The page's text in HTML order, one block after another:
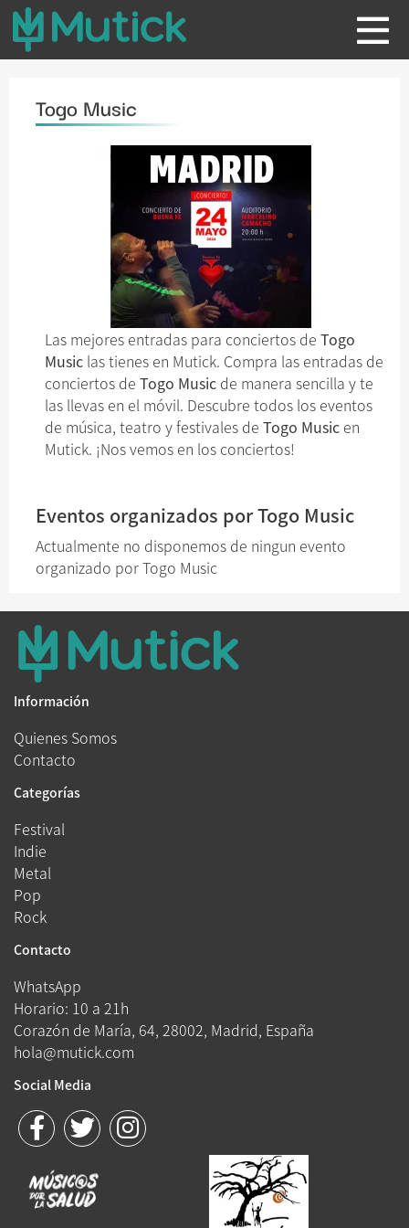
Togo Music
Las mejores entradas para conciertos de Togo
Music las tienes en Mutick. Compra las entradas de
conciertos de Togo Music de manera sencilla y te
las llevas en el móvil. Descubre todos los eventos
de música, teatro y festivales de Togo Music en
Mutick. ¡Nos vemos en los conciertos!
Eventos organizados por Togo Music
Actualmente no disponemos de ningun evento
organizado por Togo Music
Información
Quienes Somos
Contacto
Categorías
Festival
Indie
Metal
Pop
Rock
Contacto
WhatsApp
Horario: 10 a 21h
Corazón de María, 64, 28002, Madrid, España
hola@mutick.com
Social Media